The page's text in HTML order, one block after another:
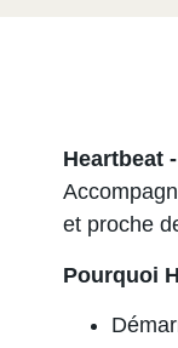
Heartbeat
et proche
Pourquoi